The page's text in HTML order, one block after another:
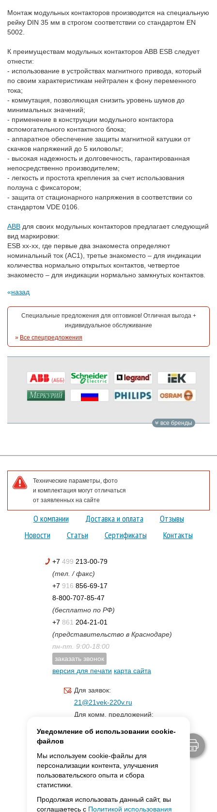
Монтаж модульных контакторов производится на специальную
рейку DIN 35 мм в строгом соответствии со стандартом EN
5002.
К преимуществам модульных контакторов ABB ESB следует
отнести:
- использование в устройствах магнитного привода, который
по своим характеристикам нейтрален к фону переменного
тока;
- коммутация, позволяющая снизить уровень шумов до
минимальных значений;
- применение в конструкции модульного контактора
вспомогательного контактного блока;
- аппаратное обеспечение защиты магнитной катушки от
скачков напряжений до 5 киловольт;
- высокая надежность и долговечность, гарантированная
непосредственно производителем;
- легкость и простота крепления за счет использования
ползуна с фиксатором;
- защита от стационарного напряжения в соответствии со
стандартом VDE 0106.
АВВ для своих модульных контакторов предлагает следующий
вид маркировки:
ESB xx-xx, где первые два знакоместа определяют
номинальный ток (АС1), третье знакоместо – для индикации
количества нормально открытых контактов, четвертое
знакоместо – для индикации нормально замкнутых контактов.
назад
Специальные предложения для оптовиков! Отличная выгода +
индивидуальное обслуживание
» Все спецпредложения
все бренды
Технические параметры, фото
и комплектация могут отличаться
от заявленных на сайте
О компании Доставка и оплата
Отзывы
Новости
Статьи Сертификаты Контакты
+7 499 213-00-79
(тел. / факс)
+7 916 856-69-17
8-800-707-85-47
(бесплатно по РФ)
+7 861 204-21-01
(представительство в Краснодаре)
пн-пт. 9:00-18:00
заказать звонок
версия для печати карта сайта
Для заявок:
21@21vek-220v.ru
Для комм. предложений:
Уведомление об использовании cookie-
файлов
Мы используем cookie-файлы для
персонализации контента, улучшения
пользовательского опыта и сбора
статистики.
Продолжая использовать данный сайт, вы
соглашаетесь с Политикой использования